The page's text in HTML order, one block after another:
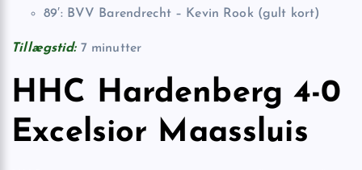
89′: BVV Barendrecht – Kevin Rook (gult kort)
Tillægstid:7 minutter
HHC Hardenberg 4-0
Excelsior Maassluis